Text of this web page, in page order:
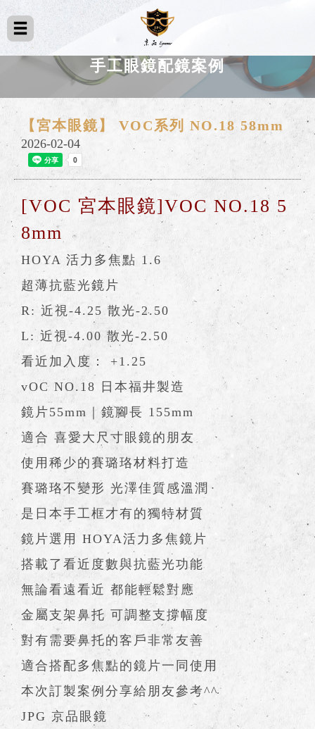
手工眼鏡配鏡案例
【宮本眼鏡】 VOC系列 NO.18 58mm
2026-02-04
[VOC 宮本眼鏡]VOC NO.18 5
8mm
HOYA 活力多焦點 1.6
超薄抗藍光鏡片
R: 近視-4.25 散光-2.50
L: 近視-4.00 散光-2.50
看近加入度： +1.25
vOC NO.18 日本福井製造
鏡片55mm｜鏡腳長 155mm
適合 喜愛大尺寸眼鏡的朋友
使用稀少的賽璐珞材料打造
賽璐珞不變形 光澤佳質感溫潤
是日本手工框才有的獨特材質
鏡片選用 HOYA活力多焦鏡片
搭載了看近度數與抗藍光功能
無論看遠看近 都能輕鬆對應
金屬支架鼻托 可調整支撐幅度
對有需要鼻托的客戶非常友善
適合搭配多焦點的鏡片一同使用
本次訂製案例分享給朋友參考^^
JPG 京品眼鏡